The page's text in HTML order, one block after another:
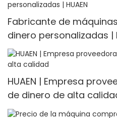
Fabricante de
dinero personalizadas |
HUAEN | Empresa
de dinero de alta